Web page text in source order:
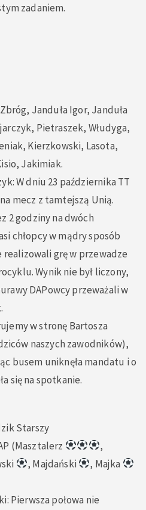
zadaniem.
Janduła Igor, Janduła
Pietraszek, Włudyga,
Kierzkowski, Lasota,
Jakimiak.
W dniu 23 października TT
mecz z tamtejszą Unią.
2 godziny na dwóch
chłopcy w mądry sposób
grę w przewadze
Wynik nie był liczony,
DAPowcy przeważali w
w stronę Bartosza
naszych zawodników),
busem uniknęła mandatu i o
się na spotkanie.
Starszy
(Masztalerz
,
, Majdański
, Majka
Pierwsza połowa nie